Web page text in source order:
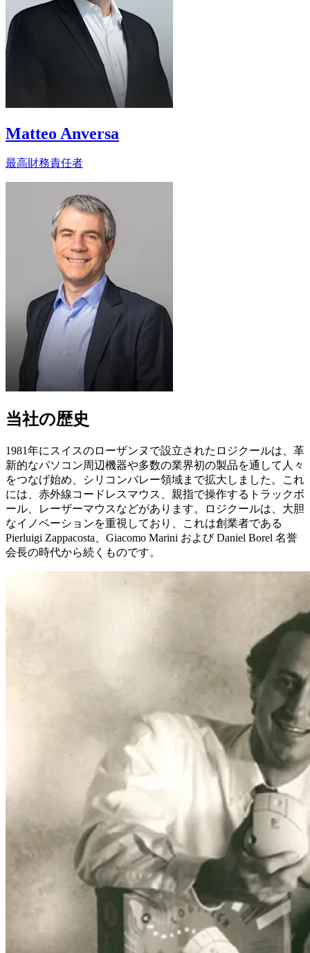
Matteo Anversa
最高財務責任者
当社の歴史
1981年にスイスのローザンヌで設立されたロジクールは、革
新的なパソコン周辺機器や多数の業界初の製品を通して人々
をつなげ始め、シリコンバレー領域まで拡大しました。これ
には、赤外線コードレスマウス、親指で操作するトラックボ
ール、レーザーマウスなどがあります。ロジクールは、大胆
なイノベーションを重視しており、これは創業者である
Pierluigi Zappacosta、Giacomo Marini および Daniel Borel 名誉
会長の時代から続くものです。